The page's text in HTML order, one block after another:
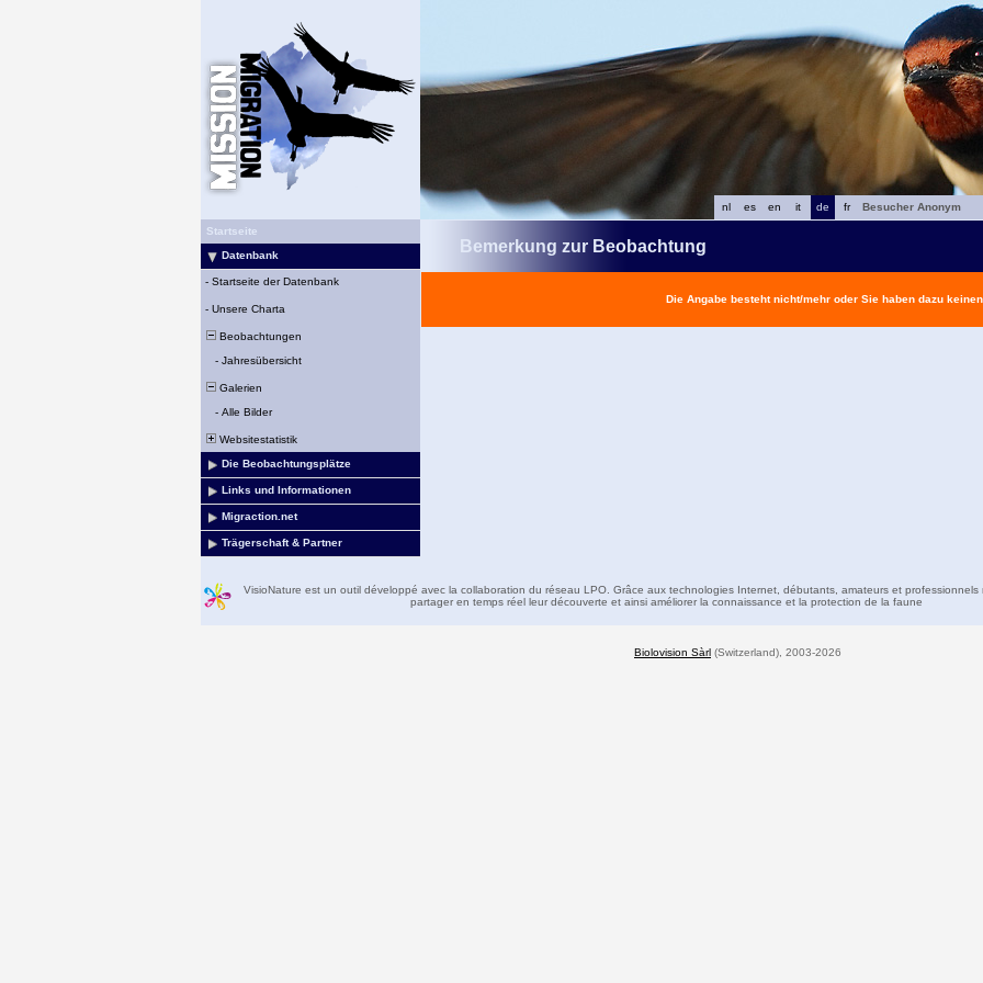
fr
de
it
en
es
nl
Besucher Anonym
Startseite
Datenbank
- Startseite der Datenbank
- Unsere Charta
Beobachtungen
- Jahresübersicht
Galerien
- Alle Bilder
Websitestatistik
Die Beobachtungsplätze
Links und Informationen
Migraction.net
Trägerschaft & Partner
Bemerkung zur Beobachtung
Die Angabe besteht nicht/mehr oder Sie haben dazu keinen
VisioNature est un outil développé avec la collaboration du réseau LPO. Grâce aux technologies Internet, débutants, amateurs et professionnels
partager en temps réel leur découverte et ainsi améliorer la connaissance et la protection de la faune
Biolovision Sàrl (Switzerland), 2003-2026